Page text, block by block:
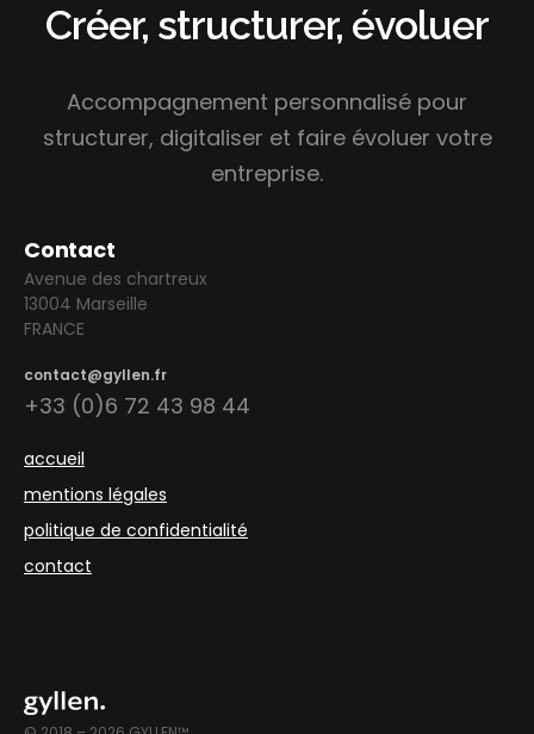
Créer, structurer, évoluer
Accompagnement personnalisé pour
structurer, digitaliser et faire évoluer votre
entreprise.
Contact
Avenue des chartreux
13004 Marseille
FRANCE
contact@gyllen.fr
+33 (0)6 72 43 98 44
accueil
mentions légales
politique de confidentialité
contact